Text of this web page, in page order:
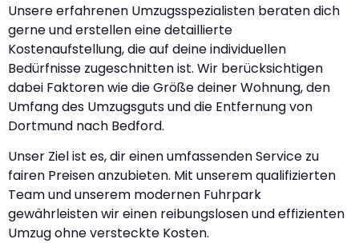
Unsere erfahrenen Umzugsspezialisten beraten dich
gerne und erstellen eine detaillierte
Kostenaufstellung, die auf deine individuellen
Bedürfnisse zugeschnitten ist. Wir berücksichtigen
dabei Faktoren wie die Größe deiner Wohnung, den
Umfang des Umzugsguts und die Entfernung von
Dortmund nach Bedford.
Unser Ziel ist es, dir einen umfassenden Service zu
fairen Preisen anzubieten. Mit unserem qualifizierten
Team und unserem modernen Fuhrpark
gewährleisten wir einen reibungslosen und effizienten
Umzug ohne versteckte Kosten.